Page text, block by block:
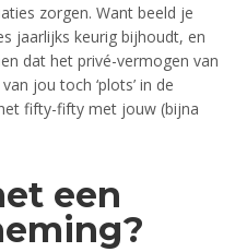
zorgen. Want beeld je
jaarlijks keurig bijhoudt, en
dat het privé-vermogen van
jou toch ‘plots’ in de
fifty-fifty met jouw (bijna
een